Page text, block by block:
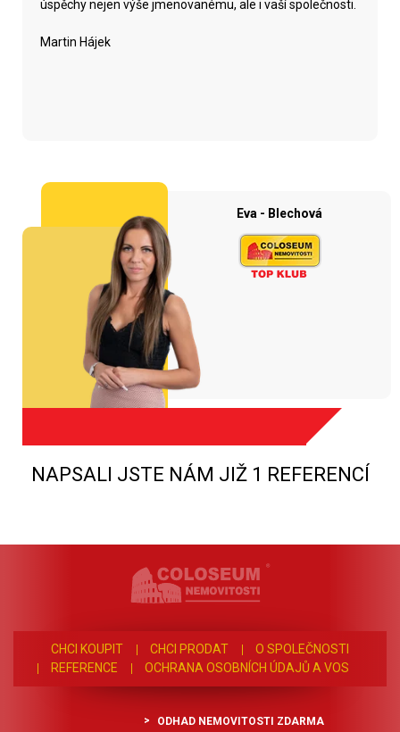
úspěchy nejen výše jmenovanému, ale i vaší společnosti.
Martin Hájek
Eva - Blechová
NAPSALI JSTE NÁM JIŽ 1 REFERENCÍ
CHCI KOUPIT CHCI PRODAT
O SPOLEČNOSTI
REFERENCE
OCHRANA OSOBNÍCH ÚDAJŮ A VOS
ODHAD NEMOVITOSTI ZDARMA